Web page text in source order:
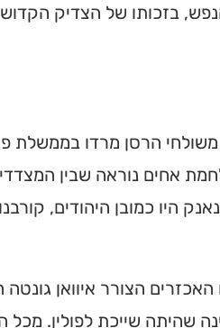
בזכותו של הצדיק
הרסן מרדו בממשלת
אחים נוראה שבין
היו כמובן היהודים,
הצורר איוואן
שהיתה שייכת לפולין. מכל